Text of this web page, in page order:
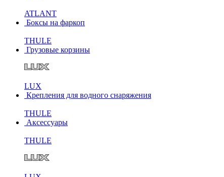
ATLANT
Боксы на фаркоп
THULE
Грузовые корзины
LUX
Крепления для водного снаряжения
THULE
Аксессуары
THULE